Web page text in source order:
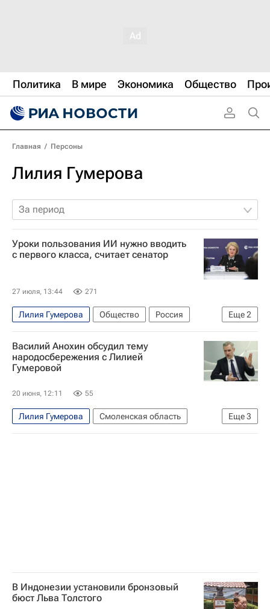
Политика В мире Экономика Общество
Главная / Персоны
Лилия Гумерова
За период
Уроки пользования ИИ нужно вводить
с первого класса, считает сенатор
27 июля, 13:44 271
Еще2
Лилия Гумерова Общество
Россия
Совет Федерации РФ
Искусственный интеллект (ИИ)
Василий Анохин обсудил тему
народосбережения с Лилией
Гумеровой
20 июня, 12:11 55
Еще3
Лилия Гумерова
Смоленская область
Смоленская область
Василий Анохин
В Индонезии установили бронзовый
бюст Льва Толстого